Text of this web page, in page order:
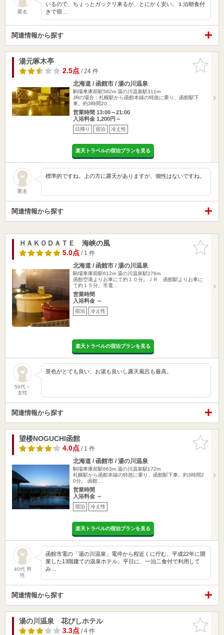
匿名
いるので、ちょっとガックリ来るが、とにかく安い。１泊朝食付
きで宿…
関連情報から探す
お気に入
りに追加
湯元啄木亭
2.5点/ 24 件
北海道 / 函館市 / 湯の川温泉
駒場車庫前駅582m 湯の川温泉駅311m
JRの場合：札幌駅から函館本線の特急に乗り、函館駅下
車。約3時間20…
営業時間 13:00～21:00
入浴料金 1,200円～
日帰り 宿泊 冷え性
楽天トラベルの宿泊プランを見る
匿名
標準的ですね。上の方に露天がありますが、個性はないですね。
関連情報から探す
お気に入
りに追加
ＨＡＫＯＤＡＴＥ 海峡の風
5.0点/ 1 件
北海道 / 函館市 / 湯の川温泉
駒場車庫前駅612m 湯の川温泉駅276m
函館空港よりお車にて約１０分。ＪＲ 函館駅よりお車に
て約１５分。市電…
営業時間
入浴料金 ～
宿泊 冷え性
楽天トラベルの宿泊プランを見る
50代～
女性
景色がとても良い、お湯も良いし露天風呂も最高。
関連情報から探す
お気に入
りに追加
望楼NOGUCHI函館
4.0点/ 1 件
北海道 / 函館市 / 湯の川温泉
駒場車庫前駅663m 湯の川温泉駅172m
札幌駅から函館本線の特急に乗り、函館駅下車。約3時間2
0分。 函館…
営業時間
入浴料金 ～
宿泊 冷え性
楽天トラベルの宿泊プランを見る
40代 男
性
函館市電の「湯の川温泉」電停から程近くに佇む、平成22年に開
業した13階建ての温泉ホテル。平日に、一泊二食付で利用して
み…
関連情報から探す
お気に入
りに追加
湯の川温泉 花びしホテル
3.3点/ 4 件